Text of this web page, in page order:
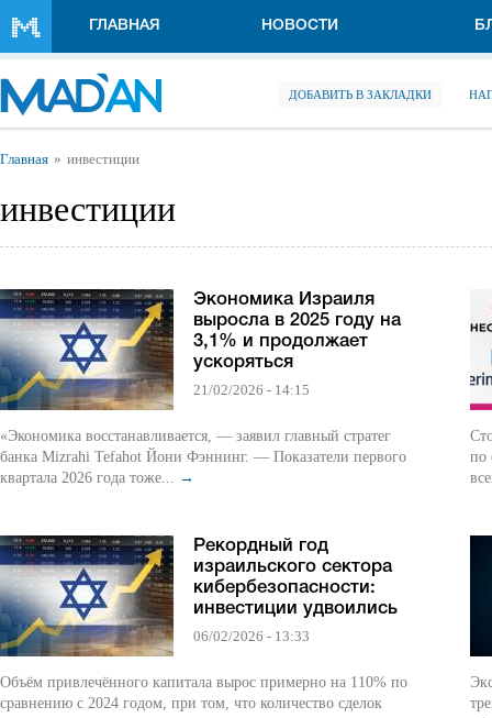
ГЛАВНАЯ НОВОСТИ
ДОБАВИТЬ В ЗАКЛАДКИ
Вы здесь
Главная инвестиции
инвестиции
Экономика Израиля
выросла в 2025 году на
3,1% и продолжает
ускоряться
21/02/2026 - 14:15
«Экономика восстанавливается, — заявил главный стратег
банка Mizrahi Tefahot Йони Фэннинг. — Показатели первого
квартала 2026 года тоже... →
Рекордный год
израильского сектора
кибербезопасности:
инвестиции удвоились
06/02/2026 - 13:33
Объём привлечённого капитала вырос примерно на 110% по
сравнению с 2024 годом, при том, что количество сделок
по